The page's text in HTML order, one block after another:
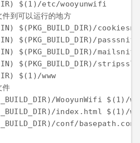
$(1)/etc/wooyunwifi
到可以运行的地方
$(PKG_BUILD_DIR)/
$(PKG_BUILD_DIR)/
$(PKG_BUILD_DIR)/
$(PKG_BUILD_DIR)/
$(1)/www
件
WooyunWifi $(1)/
index.html $(1)/
conf/